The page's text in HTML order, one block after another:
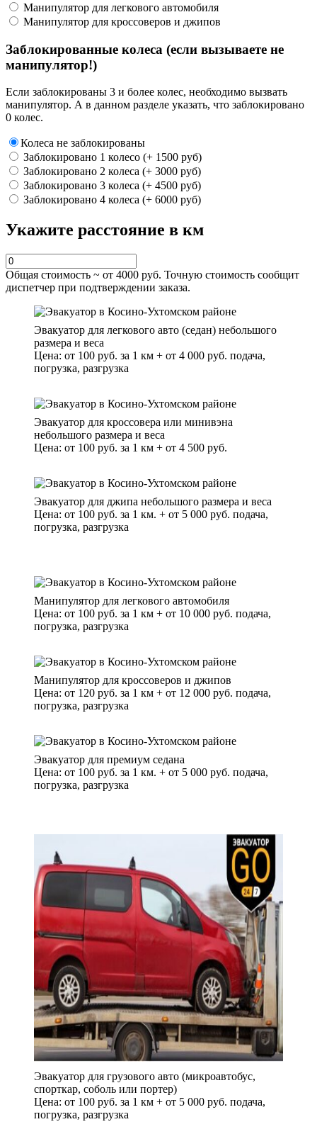
Манипулятор для легкового автомобиля
Манипулятор для кроссоверов и джипов
Заблокированные колеса (если вызываете не
манипулятор!)
Если заблокированы 3 и более колес, необходимо вызвать
манипулятор. А в данном разделе указать, что заблокировано
0 колес.
Колеса не заблокированы
Заблокировано 1 колесо (+ 1500 руб)
Заблокировано 2 колеса (+ 3000 руб)
Заблокировано 3 колеса (+ 4500 руб)
Заблокировано 4 колеса (+ 6000 руб)
Укажите расстояние в км
Общая стоимость ~ от 4000 руб. Точную стоимость сообщит
диспетчер при подтверждении заказа.
Эвакуатор для легкового авто (седан) небольшого
размера и веса
Цена: от 100 руб. за 1 км + от 4 000 руб. подача,
погрузка, разгрузка
Эвакуатор для кроссовера или минивэна
небольшого размера и веса
Цена: от 100 руб. за 1 км + от 4 500 руб.
Эвакуатор для джипа небольшого размера и веса
Цена: от 100 руб. за 1 км. + от 5 000 руб. подача,
погрузка, разгрузка
Манипулятор для легкового автомобиля
Цена: от 100 руб. за 1 км + от 10 000 руб. подача,
погрузка, разгрузка
Манипулятор для кроссоверов и джипов
Цена: от 120 руб. за 1 км + от 12 000 руб. подача,
погрузка, разгрузка
Эвакуатор для премиум седана
Цена: от 100 руб. за 1 км. + от 5 000 руб. подача,
погрузка, разгрузка
Эвакуатор для грузового авто (микроавтобус,
спорткар, соболь или портер)
Цена: от 100 руб. за 1 км + от 5 000 руб. подача,
погрузка, разгрузка